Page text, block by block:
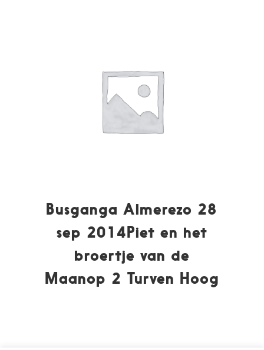
Busganga Almerezo 28
sep 2014Piet en het
broertje van de
Maanop 2 Turven Hoog